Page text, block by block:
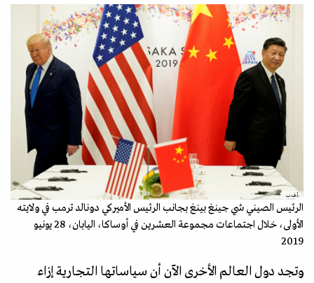
.أ.ف.ب
الرئيس الصيني شي جينغ بينغ بجانب الرئيس الأميركي دونالد ترمب في ولايته
الأولى، خلال اجتماعات مجموعة العشرين في أوساكا، اليابان، 28 يونيو
2019
وتجد دول العالم الأخرى الآن أن سياساتها التجارية إزاء